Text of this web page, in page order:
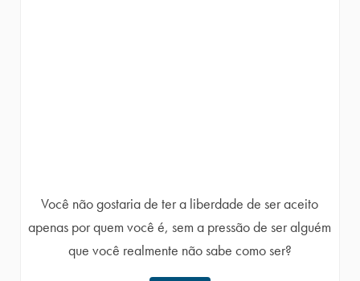
Você não gostaria de ter a liberdade de ser aceito
apenas por quem você é, sem a pressão de ser alguém
que você realmente não sabe como ser?